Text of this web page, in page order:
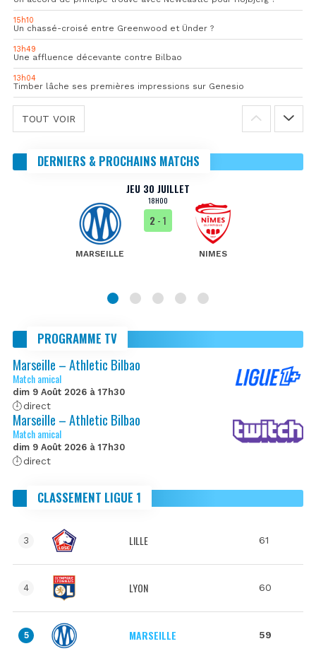
15h10
Un chassé-croisé entre Greenwood et Ünder ?
13h49
Une affluence décevante contre Bilbao
13h04
Timber lâche ses premières impressions sur Genesio
TOUT VOIR
DERNIERS & PROCHAINS MATCHS
JEU 30 JUILLET
18H00
MARSEILLE
2 - 1
NIMES
PROGRAMME TV
Marseille – Athletic Bilbao
Match amical
dim 9 Août 2026 à 17h30
direct
Marseille – Athletic Bilbao
Match amical
dim 9 Août 2026 à 17h30
direct
CLASSEMENT LIGUE 1
3 LILLE 61
4 LYON 60
5 MARSEILLE 59